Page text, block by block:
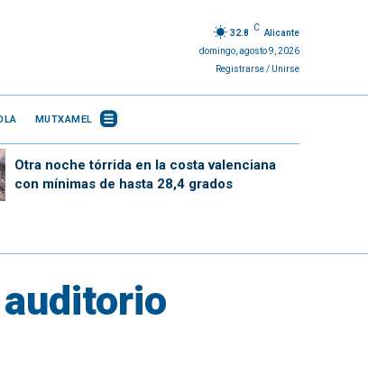
32.8
C
Alicante
domingo, agosto 9, 2026
Registrarse / Unirse
MUTXAMEL
Otra noche tórrida en la costa valenciana
con mínimas de hasta 28,4 grados